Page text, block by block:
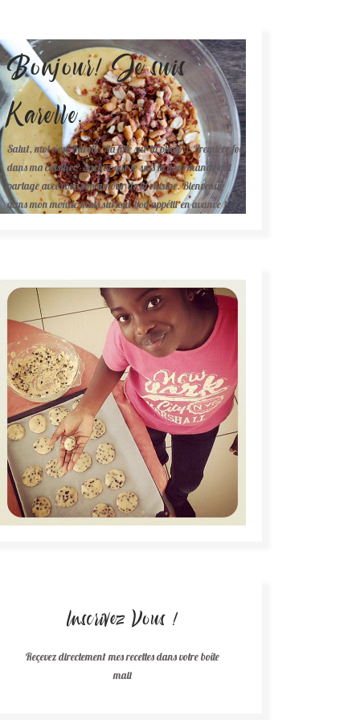
Bonjour! Je suis
Karelle.
Salut, moi c'est Karelle (la fille sur la photo ). Première fois
dans ma cuisine ? Sachez que je suis la gourmande qui
partage avec vous son amour de la cuisine. Bienvenue
dans mon monde mais surtout bon appétit en avance !
Inscrivez Vous !
Reçevez directement mes recettes dans votre boîte
mail